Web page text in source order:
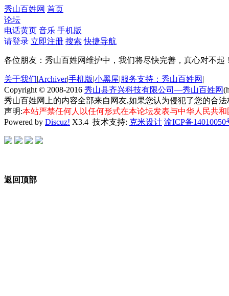
秀山百姓网 首页
论坛
电话黄页 音乐 手机版
请登录 立即注册 搜索 快捷导航
各位朋友：秀山百姓网维护中，我们将尽快完善，真心对不起
关于我们|Archiver|手机版|小黑屋|服务支持：秀山百姓网 |
Copyright © 2008-2016 秀山县齐兴科技有限公司—秀山百姓网
秀山百姓网上的内容全部来自网友,如果您认为侵犯了您的合
声明:本站严禁任何人以任何形式在本论坛发表与中华人民共
Powered by Discuz! X3.4 技术支持: 克米设计 渝ICP备14010050
返回顶部